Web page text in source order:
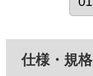
仕様・規格